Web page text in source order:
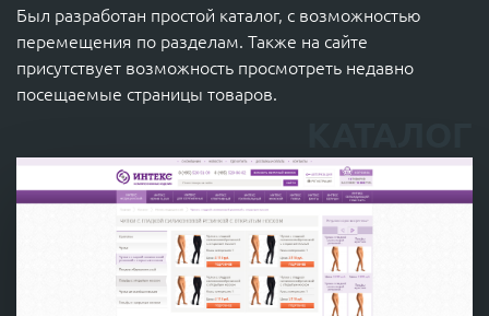
Был разработан простой каталог, с возможностью
перемещения по разделам. Также на сайте
присутствует возможность просмотреть недавно
посещаемые страницы товаров.